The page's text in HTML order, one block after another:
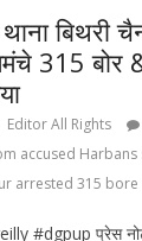
बिथरी
315 बोर
Editor All Rights
accused Harbans
arrested 315 bore
#dgpup प्रेस